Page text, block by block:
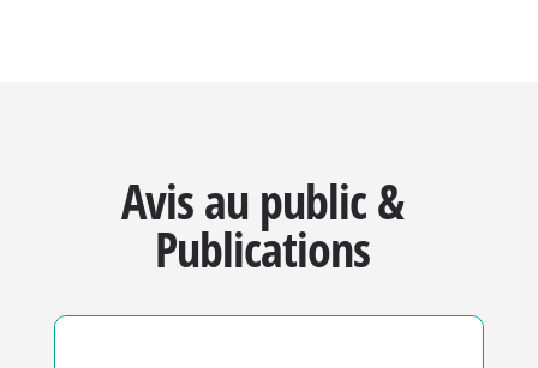
Avis au public &
Publications